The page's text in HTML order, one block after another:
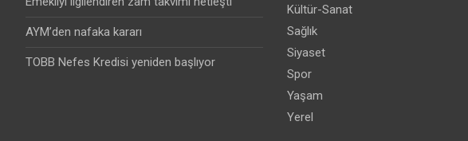
AYM’den nafaka kararı
TOBB Nefes Kredisi yeniden başlıyor
Kültür-Sanat
Sağlık
Siyaset
Spor
Yaşam
Yerel